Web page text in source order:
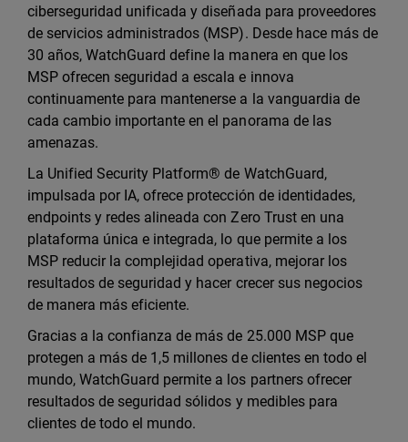
ciberseguridad unificada y diseñada para proveedores
de servicios administrados (MSP). Desde hace más de
30 años, WatchGuard define la manera en que los
MSP ofrecen seguridad a escala e innova
continuamente para mantenerse a la vanguardia de
cada cambio importante en el panorama de las
amenazas.
La Unified Security Platform® de WatchGuard,
impulsada por IA, ofrece protección de identidades,
endpoints y redes alineada con Zero Trust en una
plataforma única e integrada, lo que permite a los
MSP reducir la complejidad operativa, mejorar los
resultados de seguridad y hacer crecer sus negocios
de manera más eficiente.
Gracias a la confianza de más de 25.000 MSP que
protegen a más de 1,5 millones de clientes en todo el
mundo, WatchGuard permite a los partners ofrecer
resultados de seguridad sólidos y medibles para
clientes de todo el mundo.